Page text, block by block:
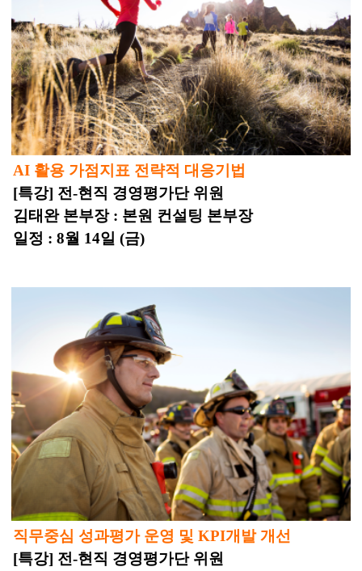
AI 활용 가점지표 전략적 대응기법
[특강] 전-현직 경영평가단 위원
김태완 본부장 : 본원 컨설팅 본부장
일정 : 8월 14일 (금)
직무중심 성과평가 운영 및 KPI개발 개선
[특강] 전-현직 경영평가단 위원